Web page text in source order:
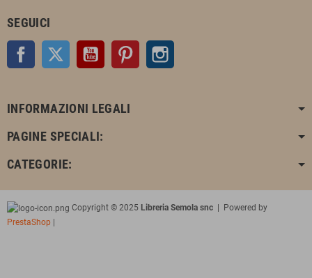
SEGUICI
Facebook Twitter YouTube Pinterest
INFORMAZIONI LEGALI
PAGINE SPECIALI:
CATEGORIE:
Copyright © 2025 Libreria Semola snc | Powered by
PrestaShop |